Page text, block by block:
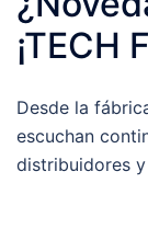
¡TECH
Desde la
escuchan
distribuidores